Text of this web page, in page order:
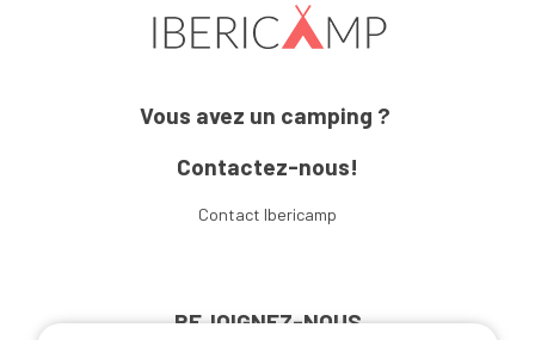
Vous avez un camping ?
Contactez-nous!
Contact Ibericamp
REJOIGNEZ-NOUS